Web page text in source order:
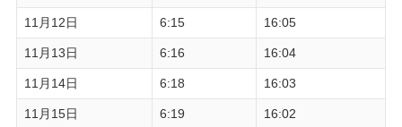
11月12日 6:15 16:05
11月13日 6:16 16:04
11月14日 6:18 16:03
11月15日 6:19 16:02